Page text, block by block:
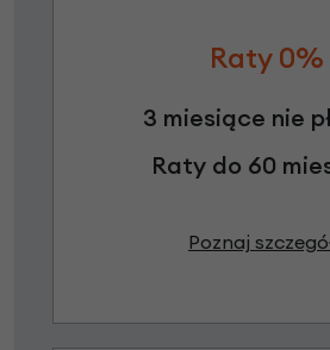
Raty 0%
3 miesiące nie
Raty do 60
Poznaj